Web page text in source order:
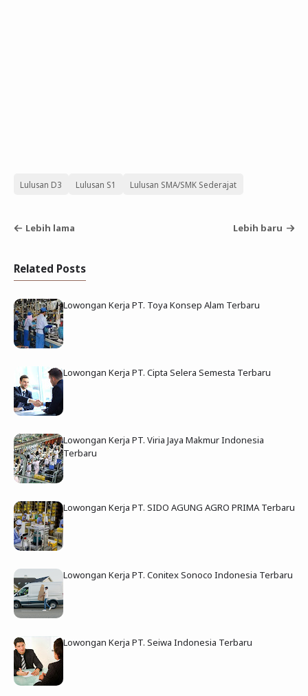
Lulusan D3 Lulusan S1 Lulusan SMA/SMK Sederajat
Lebih lama Lebih baru
Related Posts
Lowongan Kerja PT. Toya Konsep Alam Terbaru
Lowongan Kerja PT. Cipta Selera Semesta Terbaru
Lowongan Kerja PT. Viria Jaya Makmur Indonesia
Terbaru
Lowongan Kerja PT. SIDO AGUNG AGRO PRIMA Terbaru
Lowongan Kerja PT. Conitex Sonoco Indonesia Terbaru
Lowongan Kerja PT. Seiwa Indonesia Terbaru